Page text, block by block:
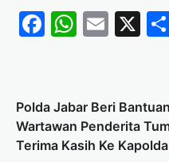
FacebookEmail
X
Polda Jabar Beri
Wartawan Penderita
Terima Kasih Ke